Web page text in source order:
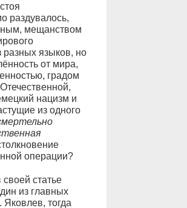
раздувалось,
мещанством
языков, но
от мира,
градом
нацизм и
из одного
операции?
статье
из главных
Яковлев, тогда